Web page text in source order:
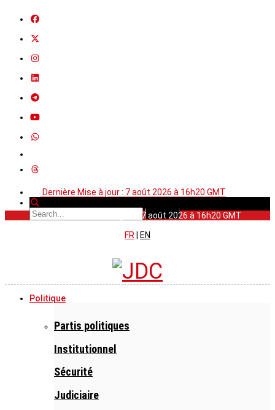
Dernière Mise à jour : 7 août 2026 à 16h20 GMT
Dernière Mise à jour : 7 août 2026 à 16h20 GMT
FR
EN
Politique
Partis politiques
Institutionnel
Sécurité
Judiciaire